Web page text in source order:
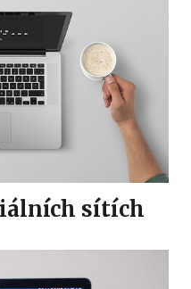
sítích